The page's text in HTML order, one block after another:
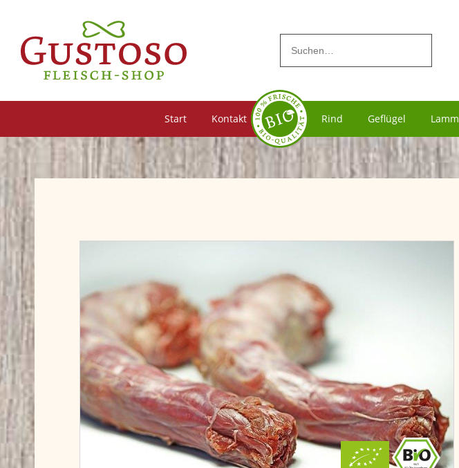
Start Kontakt Rind Geflügel Lamm